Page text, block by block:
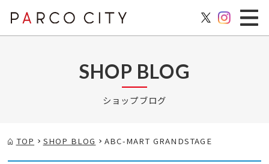
SHOP BLOG
ショップブログ
TOP SHOP BLOG ABC-MART GRANDSTAGE